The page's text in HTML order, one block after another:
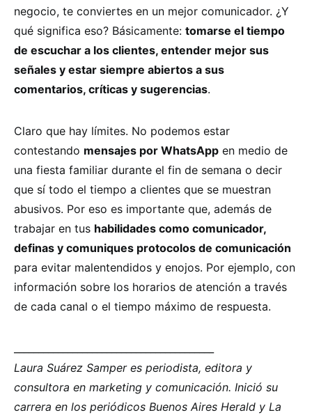
negocio, te conviertes en un mejor comunicador. ¿Y
qué significa eso? Básicamente: tomarse el tiempo
de escuchar a los clientes, entender mejor sus
señales y estar siempre abiertos a sus
comentarios, críticas y sugerencias.
Claro que hay límites. No podemos estar
contestando mensajes por WhatsApp en medio de
una fiesta familiar durante el fin de semana o decir
que sí todo el tiempo a clientes que se muestran
abusivos. Por eso es importante que, además de
trabajar en tus habilidades como comunicador,
definas y comuniques protocolos de comunicación
para evitar malentendidos y enojos. Por ejemplo, con
información sobre los horarios de atención a través
de cada canal o el tiempo máximo de respuesta.
Laura Suárez Samper es periodista, editora y
consultora en marketing y comunicación. Inició su
carrera en los periódicos Buenos Aires Herald y La